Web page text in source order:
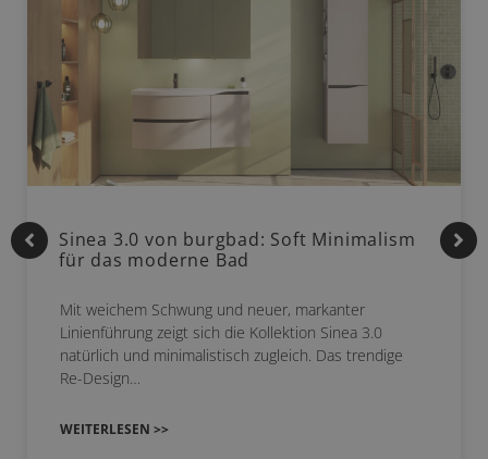
Sinea 3.0 von burgbad: Soft Minimalism
für das moderne Bad
Mit weichem Schwung und neuer, markanter
Linienführung zeigt sich die Kollektion Sinea 3.0
natürlich und minimalistisch zugleich. Das trendige
Re-Design…
WEITERLESEN >>